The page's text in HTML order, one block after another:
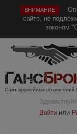
ВНИМАНИЕ
сайте, не
законом
Сайт оружейных
Войти или